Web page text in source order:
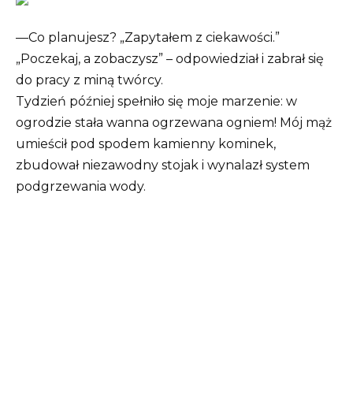
—Co planujesz? „Zapytałem z ciekawości.”
„Poczekaj, a zobaczysz” – odpowiedział i zabrał się
do pracy z miną twórcy.
Tydzień później spełniło się moje marzenie: w
ogrodzie stała wanna ogrzewana ogniem! Mój mąż
umieścił pod spodem kamienny kominek,
zbudował niezawodny stojak i wynalazł system
podgrzewania wody.